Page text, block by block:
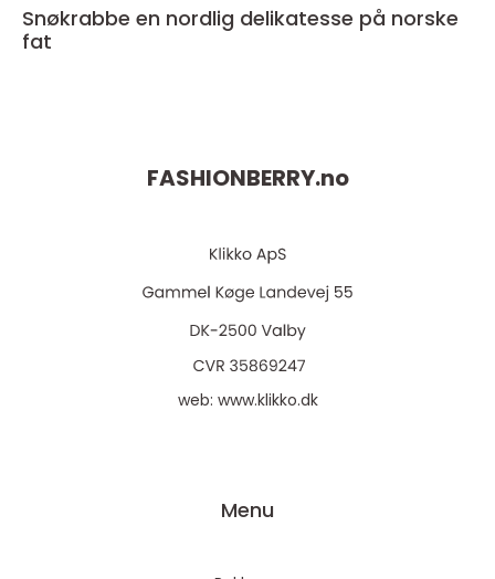
Snøkrabbe en nordlig delikatesse på norske
fat
FASHIONBERRY.no
web: www.klikko.dk
Menu